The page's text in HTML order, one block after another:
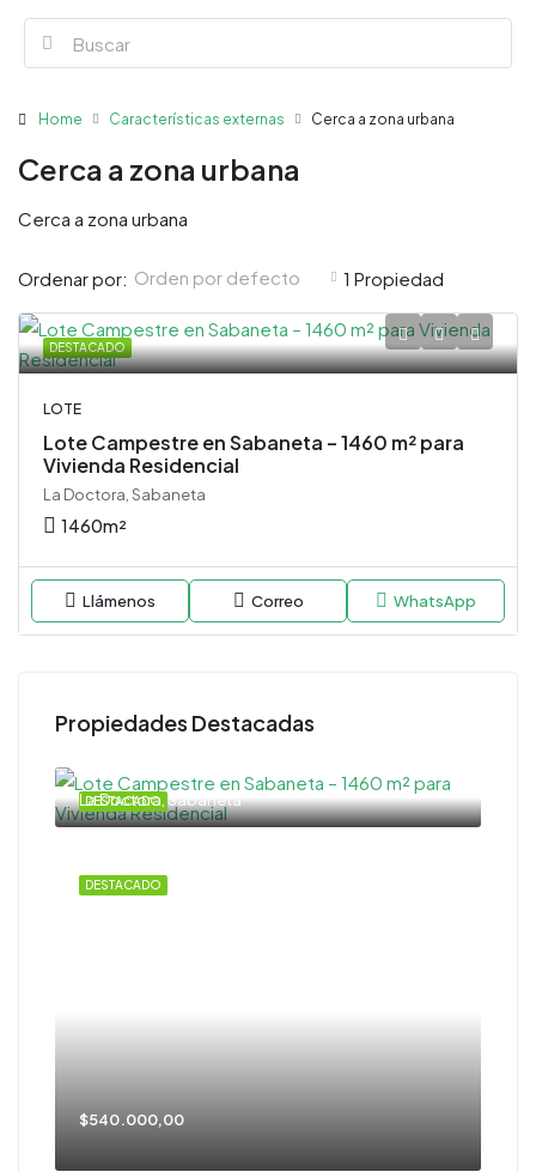
Home Características externas Cerca a zona urbana
Cerca a zona urbana
Cerca a zona urbana
1 Propiedad
Ordenar por: Orden por defecto
DESTACADO
LOTE
Lote Campestre en Sabaneta – 1460 m² para
Vivienda Residencial
La Doctora, Sabaneta
1460m²
Llámenos Correo WhatsApp
Propiedades Destacadas
DESTACADO
La Doctora, Sabaneta
DESTACADO
$540.000,00